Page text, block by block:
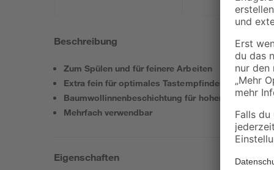
Beschreibung
Zum Spülen und für feinere Arbeiten
Extra fein für optimales Tastempfinden
Baumwollinnenbeschichtung für hohen
Mehrfach verwendbar
Eigenschaften